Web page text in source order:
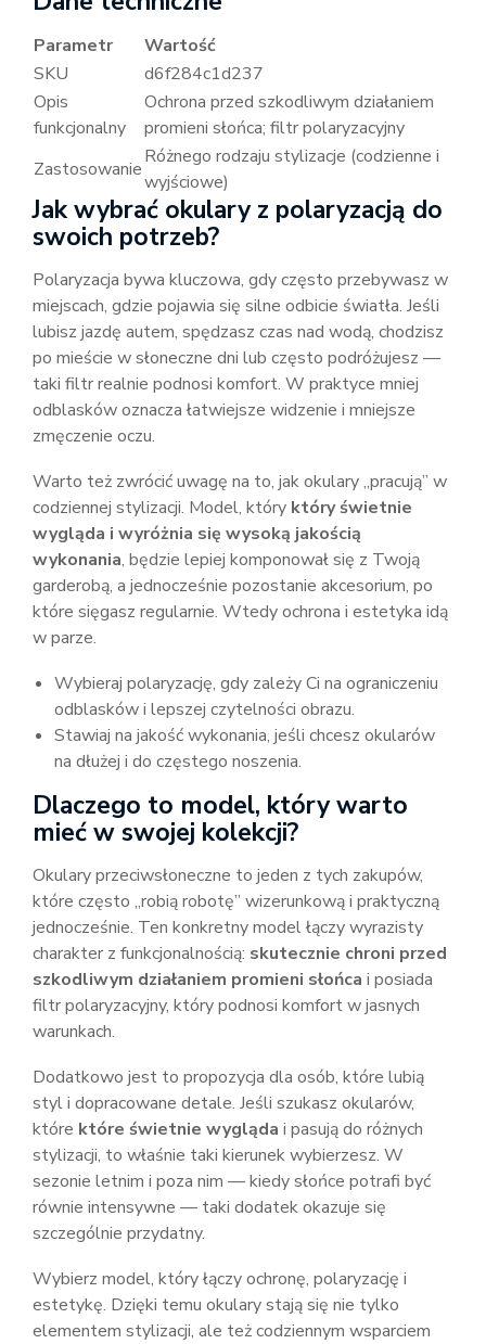
Parametr
Wartość
SKU
d6f284c1d237
Opis
funkcjonalny
Ochrona przed szkodliwym działaniem
promieni słońca; filtr polaryzacyjny
Zastosowanie
Różnego rodzaju stylizacje (codzienne i
wyjściowe)
Jak wybrać okulary z polaryzacją do
swoich potrzeb?
Polaryzacja bywa kluczowa, gdy często przebywasz w
miejscach, gdzie pojawia się silne odbicie światła. Jeśli
lubisz jazdę autem, spędzasz czas nad wodą, chodzisz
po mieście w słoneczne dni lub często podróżujesz —
taki filtr realnie podnosi komfort. W praktyce mniej
odblasków oznacza łatwiejsze widzenie i mniejsze
zmęczenie oczu.
Warto też zwrócić uwagę na to, jak okulary „pracują” w
codziennej stylizacji. Model, który który świetnie
wygląda i wyróżnia się wysoką jakością
wykonania, będzie lepiej komponował się z Twoją
garderobą, a jednocześnie pozostanie akcesorium, po
które sięgasz regularnie. Wtedy ochrona i estetyka idą
w parze.
Wybieraj polaryzację, gdy zależy Ci na ograniczeniu
odblasków i lepszej czytelności obrazu.
Stawiaj na jakość wykonania, jeśli chcesz okularów
na dłużej i do częstego noszenia.
Dlaczego to model, który warto
mieć w swojej kolekcji?
Okulary przeciwsłoneczne to jeden z tych zakupów,
które często „robią robotę” wizerunkową i praktyczną
jednocześnie. Ten konkretny model łączy wyrazisty
charakter z funkcjonalnością: skutecznie chroni przed
szkodliwym działaniem promieni słońca i posiada
filtr polaryzacyjny, który podnosi komfort w jasnych
warunkach.
Dodatkowo jest to propozycja dla osób, które lubią
styl i dopracowane detale. Jeśli szukasz okularów,
które które świetnie wygląda i pasują do różnych
stylizacji, to właśnie taki kierunek wybierzesz. W
sezonie letnim i poza nim — kiedy słońce potrafi być
równie intensywne — taki dodatek okazuje się
szczególnie przydatny.
Wybierz model, który łączy ochronę, polaryzację i
estetykę. Dzięki temu okulary stają się nie tylko
elementem stylizacji, ale też codziennym wsparciem